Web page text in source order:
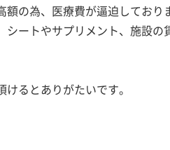
の為、医療費が逼迫しており
ートやサプリメント、施設の
るとありがたいです。